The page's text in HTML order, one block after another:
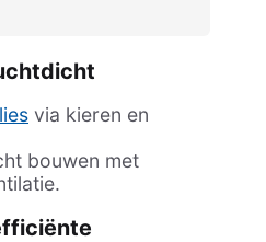
via kieren en
bouwen met